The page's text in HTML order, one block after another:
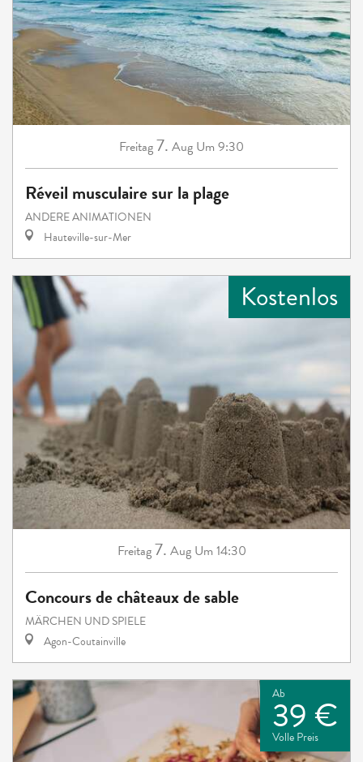
Freitag7. Aug Um 9:30
Réveil musculaire sur la plage
ANDERE ANIMATIONEN
Hauteville-sur-Mer
Kostenlos
Freitag7. Aug Um 14:30
Concours de châteaux de sable
MÄRCHEN UND SPIELE
Agon-Coutainville
Ab
39 €
Volle Preis